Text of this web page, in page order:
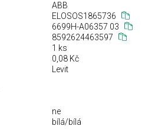
ABB
ELOSOS1865736
6699H-A06357 03
8592624463597
1 ks
0,08 Kč
Levit
ne
bílá/bílá